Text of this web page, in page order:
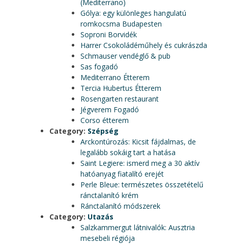
(Mediterrano)
Gólya: egy különleges hangulatú
romkocsma Budapesten
Soproni Borvidék
Harrer Csokoládéműhely és cukrászda
Schmauser vendéglő & pub
Sas fogadó
Mediterrano Étterem
Tercia Hubertus Étterem
Rosengarten restaurant
Jégverem Fogadó
Corso étterem
Category: Szépség
Arckontúrozás: Kicsit fájdalmas, de
legalább sokáig tart a hatása
Saint Legiere: ismerd meg a 30 aktív
hatóanyag fiatalító erejét
Perle Bleue: természetes összetételű
ránctalanító krém
Ránctalanító módszerek
Category: Utazás
Salzkammergut látnivalók: Ausztria
mesebeli régiója